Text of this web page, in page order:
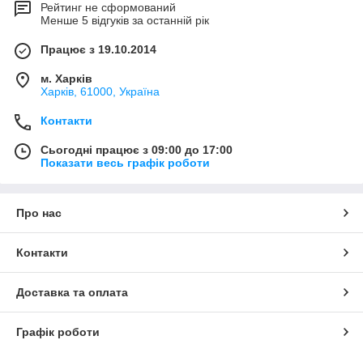
Рейтинг не сформований
Менше 5 відгуків за останній рік
Працює з 19.10.2014
м. Харків
Харків, 61000, Україна
Контакти
Сьогодні працює з 09:00 до 17:00
Показати весь графік роботи
Про нас
Контакти
Доставка та оплата
Графік роботи